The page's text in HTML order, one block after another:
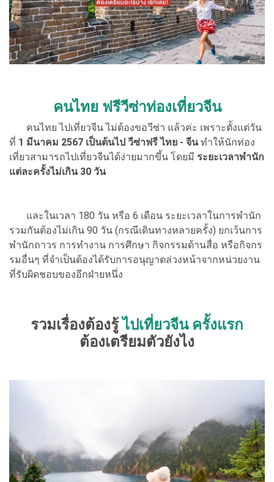
คนไทย ฟรีวีซ่าท่องเที่ยวจีน
คนไทย ไปเที่ยวจีน ไม่ต้องขอวีซ่า แล้วค่ะ เพราะตั้งแต่วัน
ที่ 1 มีนาคม 2567 เป็นต้นไป วีซ่าฟรี ไทย - จีนทำให้นักท่อง
เที่ยวสามารถไปเที่ยวจีนได้ง่ายมากขึ้น โดยมี ระยะเวลาพำนัก
แต่ละครั้งไม่เกิน 30 วัน
และในเวลา 180 วัน หรือ 6 เดือน ระยะเวลาในการพำนัก
รวมกันต้องไม่เกิน 90 วัน (กรณีเดินทางหลายครั้ง) ยกเว้นการ
พำนักถาวร การทำงาน การศึกษา กิจกรรมด้านสื่อ หรือกิจกร
รมอื่นๆ ที่จำเป็นต้องได้รับการอนุญาตล่วงหน้าจากหน่วยงาน
ที่รับผิดชอบของอีกฝ่ายหนึ่ง
รวมเรื่องต้องรู้ไปเที่ยวจีน ครั้งแรก
ต้องเตรียมตัวยังไง